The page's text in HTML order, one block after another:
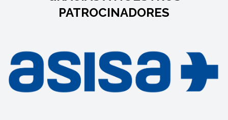
PATROCINADORES